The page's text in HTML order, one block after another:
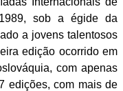
sob a égide da
a jovens talentosos
edição ocorrido em
com apenas
edições, com mais de